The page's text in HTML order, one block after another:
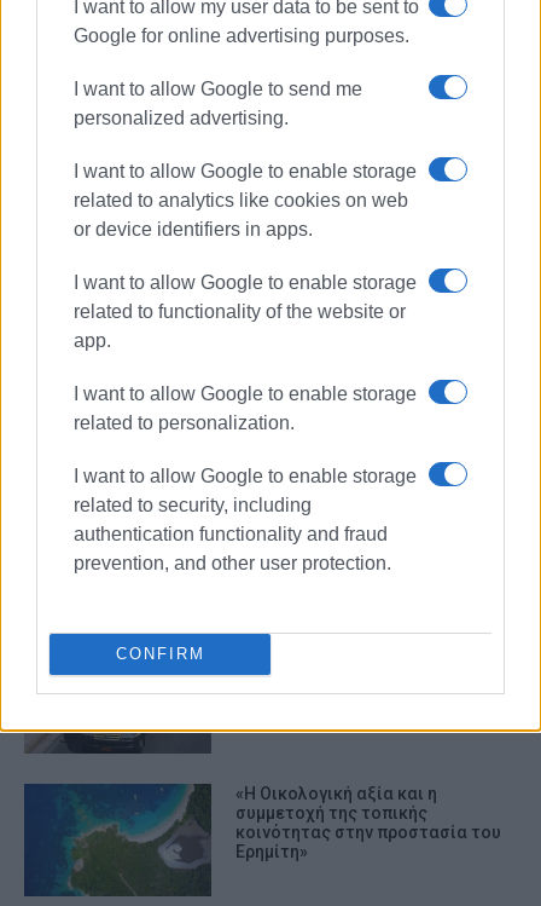
I want to allow my user data to be sent to
Google for online advertising purposes.
I want to allow Google to send me
personalized advertising.
I want to allow Google to enable storage
related to analytics like cookies on web
or device identifiers in apps.
I want to allow Google to enable storage
related to functionality of the website or
app.
I want to allow Google to enable storage
related to personalization.
I want to allow Google to enable storage
related to security, including
authentication functionality and fraud
prevention, and other user protection.
CONFIRM
ΕΡΗΜΙΤΗΣ ΚΑΣΣΙΟΠΗ
ΜΗΤΡΟΠΟΥΛΟΣ
μετά από πτώση σε τάφρο
«Η Οικολογική αξία και η
συμμετοχή της τοπικής
κοινότητας στην προστασία του
Ερημίτη»